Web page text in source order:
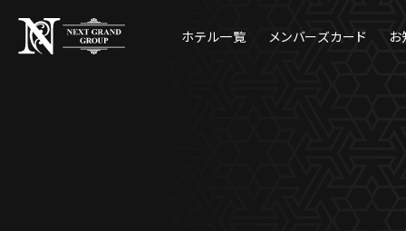
ホテル一覧 メンバーズカード お